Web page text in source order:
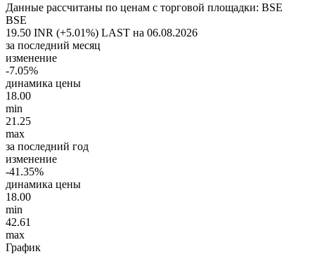
Данные рассчитаны по ценам с торговой площадки: BSE
BSE
19.50 INR (+5.01%) LAST на 06.08.2026
за последний месяц
изменение
-7.05%
динамика цены
18.00
min
21.25
max
за последний год
изменение
-41.35%
динамика цены
18.00
min
42.61
max
График